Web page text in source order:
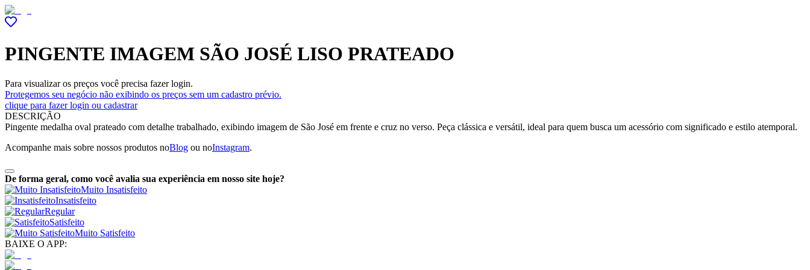
PINGENTE IMAGEM SÃO JOSÉ LISO PRATEADO
Para visualizar os preços você precisa fazer login.
Protegemos seu negócio não exibindo os preços sem um cadastro prévio.
clique para fazer login ou cadastrar
DESCRIÇÃO
Pingente medalha oval prateado com detalhe trabalhado, exibindo imagem de São José em frente e cruz no verso. Peça clássica e versátil, ideal para quem busca um acessório com significado e estilo atemporal.
Acompanhe mais sobre nossos produtos noBlog ou noInstagram.
De forma geral, como você avalia sua experiência em nosso site hoje?
Muito Insatisfeito
Insatisfeito
Regular
Satisfeito
Muito Satisfeito
BAIXE O APP: